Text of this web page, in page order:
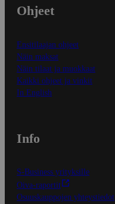
Ohjeet
Ensitilaajan ohjeet
Näin maksat
Näin tilaat ja muokkaat
Kaikki ohjeet ja vinkit
In English
Info
S-Business yrityksille
Oiva-raportit
Osuuskauppojen yhteystiedot